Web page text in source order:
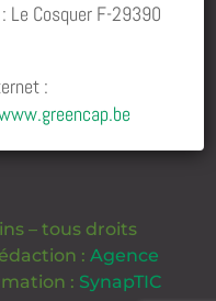
Le Cosquer F-29390
:
– tous droits
: Agence
: SynapTIC